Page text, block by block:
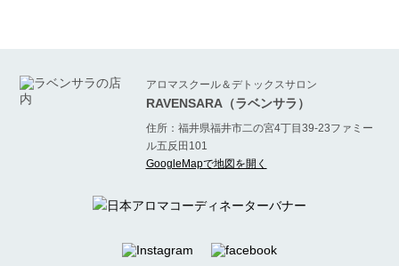
アロマスクール＆デトックスサロン
RAVENSARA（ラベンサラ）
住所：福井県福井市二の宮4丁目39-23ファミー
ル五反田101
GoogleMapで地図を開く